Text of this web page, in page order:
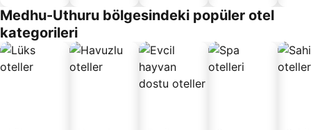
oteller
Apart
Medhu-Uthuru bölgesindeki popüler otel
kategorileri